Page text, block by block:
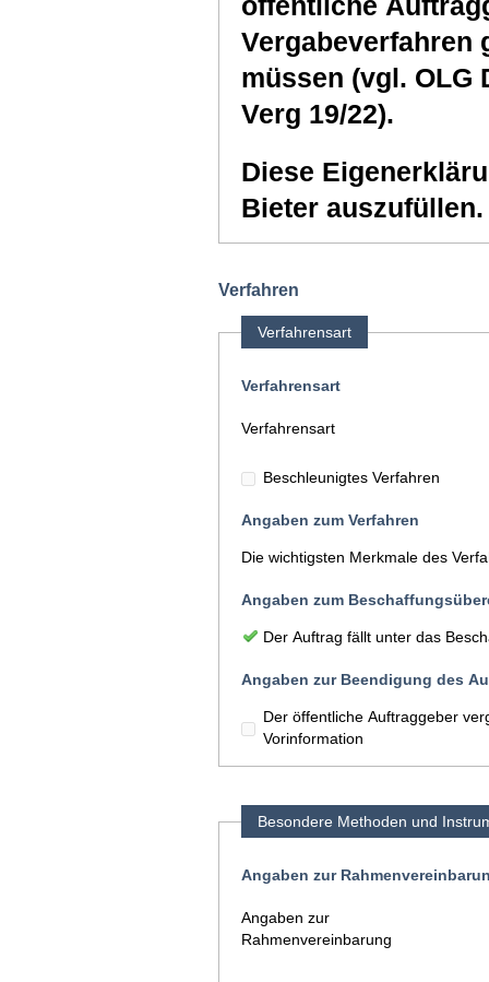
Vergabeverfahren
müssen (vgl. OLG
Verg 19/22).
Diese
Bieter auszufüllen.
Verfahren
Verfahrensart
Verfahrensart
Verfahrensart
Beschleunigtes Verfahren
Angaben zum Verfahren
Die wichtigsten Merkmale des
Angaben zum
Der Auftrag fällt unter das
Angaben zur Beendigung des
Der öffentliche Auftraggeber
Vorinformation
Besondere Methoden und
Angaben zur
Angaben zur
Rahmenvereinbarung